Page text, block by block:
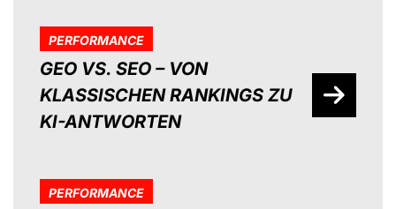
PERFORMANCE
GEO VS. SEO – VON
KLASSISCHEN RANKINGS ZU
KI-ANTWORTEN
PERFORMANCE